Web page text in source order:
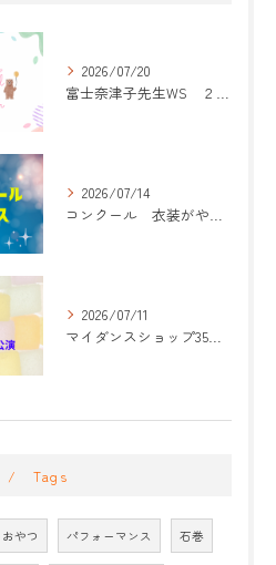
2026/07/20
富士奈津子先生WS ２回目
2026/07/14
コンクール 衣装がやって来た！
2026/07/11
マイダンスショップ35周年記念公演 振付開始
Tags
やつ パフォーマンス 石巻